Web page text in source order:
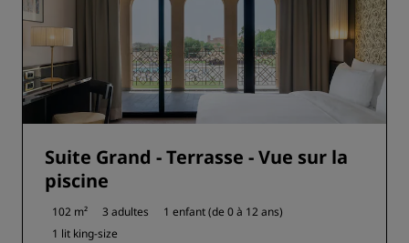
Suite Grand - Terrasse - Vue sur la
piscine
102 m² 3 adultes
1 enfant (de 0 à 12 ans)
1 lit king-size